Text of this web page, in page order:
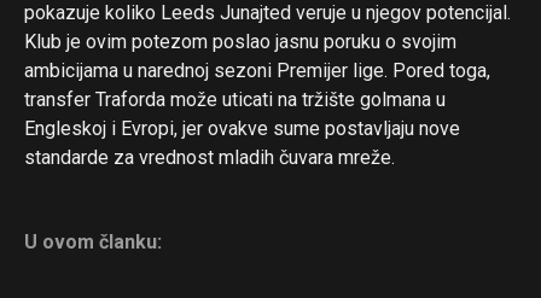
pokazuje koliko Leeds Junajted veruje u njegov potencijal.
Klub je ovim potezom poslao jasnu poruku o svojim
ambicijama u narednoj sezoni Premijer lige. Pored toga,
transfer Traforda može uticati na tržište golmana u
Engleskoj i Evropi, jer ovakve sume postavljaju nove
standarde za vrednost mladih čuvara mreže.
U ovom članku: